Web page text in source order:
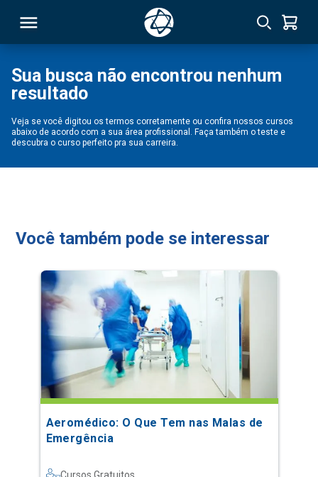
Sua busca não encontrou nenhum
resultado
Veja se você digitou os termos corretamente ou confira nossos cursos
abaixo de acordo com a sua área profissional. Faça também o teste e
descubra o curso perfeito pra sua carreira.
Você também pode se interessar
Aeromédico: O Que Tem nas Malas de
Emergência